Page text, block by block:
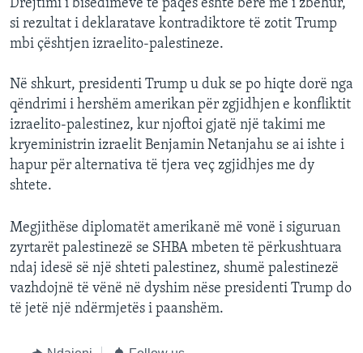
Drejtimi i bisedimeve të paqes është bërë më i zbehur,
si rezultat i deklaratave kontradiktore të zotit Trump
mbi çështjen izraelito-palestineze.
Në shkurt, presidenti Trump u duk se po hiqte dorë nga
qëndrimi i hershëm amerikan për zgjidhjen e konfliktit
izraelito-palestinez, kur njoftoi gjatë një takimi me
kryeministrin izraelit Benjamin Netanjahu se ai ishte i
hapur për alternativa të tjera veç zgjidhjes me dy
shtete.
Megjithëse diplomatët amerikanë më vonë i siguruan
zyrtarët palestinezë se SHBA mbeten të përkushtuara
ndaj idesë së një shteti palestinez, shumë palestinezë
vazhdojnë të vënë në dyshim nëse presidenti Trump do
të jetë një ndërmjetës i paanshëm.